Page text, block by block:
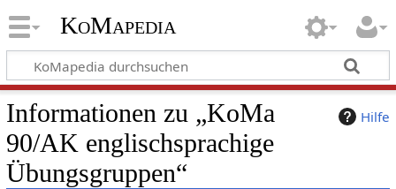
KoMapedia
Hilfe
Informationen zu „KoMa
90/AK englischsprachige
Übungsgruppen“